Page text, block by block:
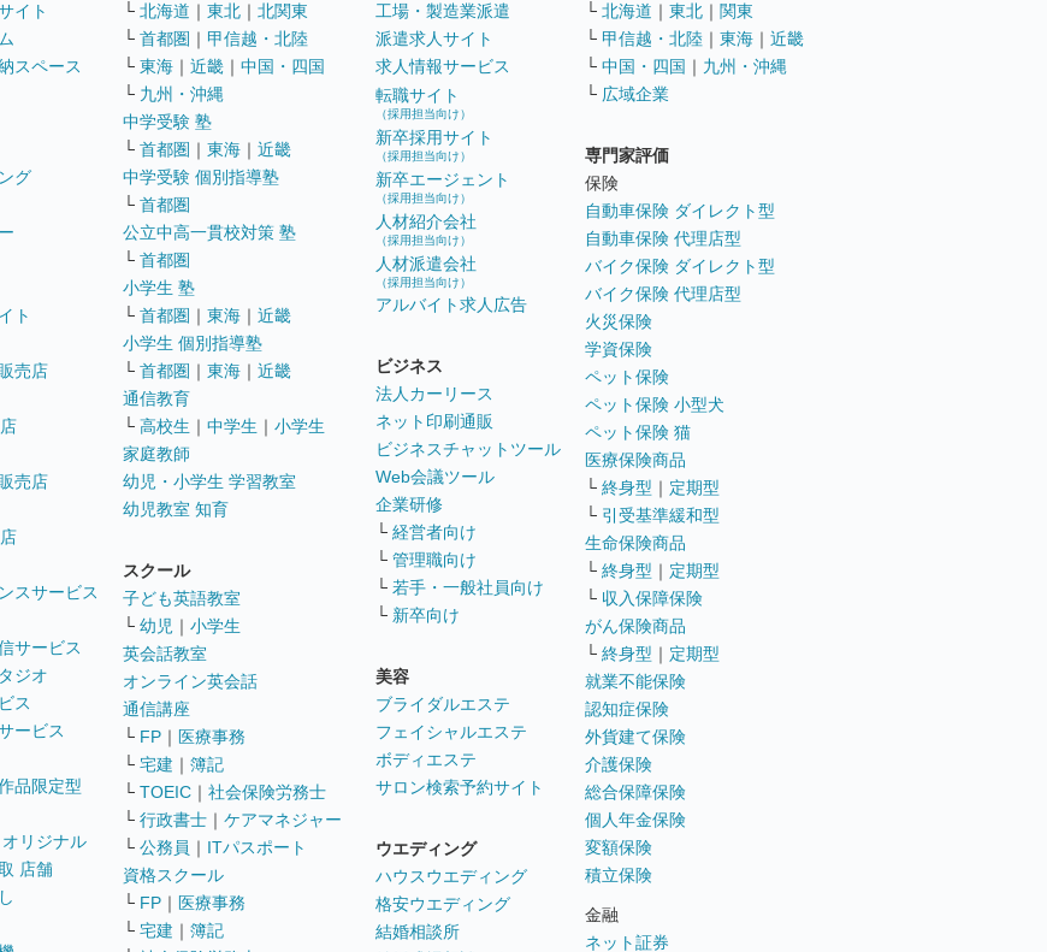
イト
スペース
グ
ト
売店
売店
スサービス
サービス
ジオ
ス
ービス
品限定型
リジナル
店舗
└ 北海道 ｜ 東北 ｜ 北関東
└ 首都圏 ｜ 甲信越・北陸
└ 東海 ｜ 近畿 ｜ 中国・四国
└ 九州・沖縄
中学受験 塾
└ 首都圏 ｜ 東海 ｜ 近畿
中学受験 個別指導塾
└ 首都圏
公立中高一貫校対策 塾
└ 首都圏
小学生 塾
└ 首都圏 ｜ 東海 ｜ 近畿
小学生 個別指導塾
└ 首都圏 ｜ 東海 ｜ 近畿
通信教育
└ 高校生 ｜ 中学生 ｜ 小学生
家庭教師
幼児・小学生 学習教室
幼児教室 知育
スクール
子ども英語教室
└ 幼児 ｜ 小学生
英会話教室
オンライン英会話
通信講座
└ FP ｜ 医療事務
└ 宅建 ｜ 簿記
└ TOEIC ｜ 社会保険労務士
└ 行政書士 ｜ ケアマネジャー
└ 公務員 ｜ ITパスポート
資格スクール
└ FP ｜ 医療事務
└ 宅建 ｜ 簿記
工場・製造業派遣
派遣求人サイト
求人情報サービス
転職サイト
（採用担当向け）
新卒採用サイト
（採用担当向け）
新卒エージェント
（採用担当向け）
人材紹介会社
（採用担当向け）
人材派遣会社
（採用担当向け）
アルバイト求人広告
ビジネス
法人カーリース
ネット印刷通販
ビジネスチャットツール
Web会議ツール
企業研修
└ 経営者向け
└ 管理職向け
└ 若手・一般社員向け
└ 新卒向け
美容
ブライダルエステ
フェイシャルエステ
ボディエステ
サロン検索予約サイト
ウエディング
ハウスウエディング
格安ウエディング
結婚相談所
└ 北海道 ｜ 東北 ｜ 関東
└ 甲信越・北陸 ｜ 東海 ｜ 近畿
└ 中国・四国 ｜ 九州・沖縄
└ 広域企業
専門家評価
保険
自動車保険 ダイレクト型
自動車保険 代理店型
バイク保険 ダイレクト型
バイク保険 代理店型
火災保険
学資保険
ペット保険
ペット保険 小型犬
ペット保険 猫
医療保険商品
└ 終身型 ｜ 定期型
└ 引受基準緩和型
生命保険商品
└ 終身型 ｜ 定期型
└ 収入保障保険
がん保険商品
└ 終身型 ｜ 定期型
就業不能保険
認知症保険
外貨建て保険
介護保険
総合保障保険
個人年金保険
変額保険
積立保険
金融
ネット証券